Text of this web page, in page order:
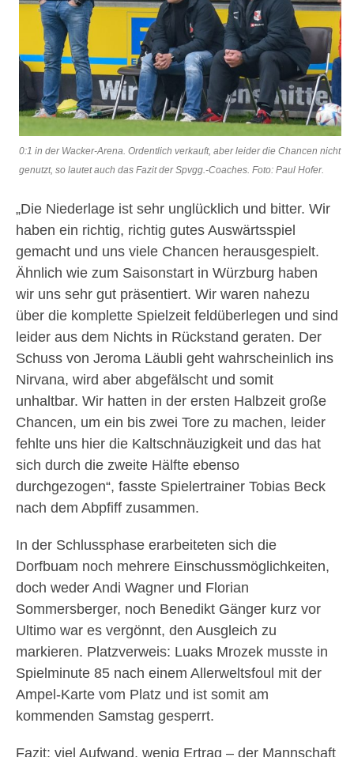
0:1 in der Wacker-Arena. Ordentlich verkauft, aber leider die Chancen nicht
genutzt, so lautet auch das Fazit der Spvgg.-Coaches. Foto: Paul Hofer.
„Die Niederlage ist sehr unglücklich und bitter. Wir
haben ein richtig, richtig gutes Auswärtsspiel
gemacht und uns viele Chancen herausgespielt.
Ähnlich wie zum Saisonstart in Würzburg haben
wir uns sehr gut präsentiert. Wir waren nahezu
über die komplette Spielzeit feldüberlegen und sind
leider aus dem Nichts in Rückstand geraten. Der
Schuss von Jeroma Läubli geht wahrscheinlich ins
Nirvana, wird aber abgefälscht und somit
unhaltbar. Wir hatten in der ersten Halbzeit große
Chancen, um ein bis zwei Tore zu machen, leider
fehlte uns hier die Kaltschnäuzigkeit und das hat
sich durch die zweite Hälfte ebenso
durchgezogen“, fasste Spielertrainer Tobias Beck
nach dem Abpfiff zusammen.
In der Schlussphase erarbeiteten sich die
Dorfbuam noch mehrere Einschussmöglichkeiten,
doch weder Andi Wagner und Florian
Sommersberger, noch Benedikt Gänger kurz vor
Ultimo war es vergönnt, den Ausgleich zu
markieren. Platzverweis: Luaks Mrozek musste in
Spielminute 85 nach einem Allerweltsfoul mit der
Ampel-Karte vom Platz und ist somit am
kommenden Samstag gesperrt.
Fazit: viel Aufwand, wenig Ertrag – der Mannschaft